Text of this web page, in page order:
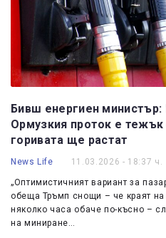
Бивш енергиен
Ормузкия проток е тежък
горивата ще растат
News Life 11.03.2026 - 18:37 ч.
„Оптимистичният вариант за
обеща Тръмп снощи – че краят
няколко часа обаче по-късно –
на миниране…